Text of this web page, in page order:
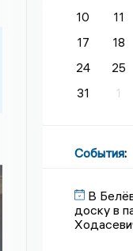
10
11
17
18
24
25
31
1
События:
В
доску в